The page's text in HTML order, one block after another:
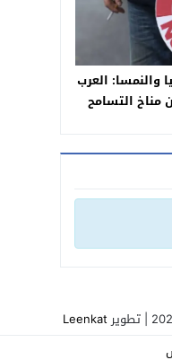
والنمسا: العرب
التسامح
Leenkat